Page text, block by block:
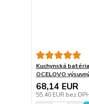
Kuchynská
OCELOVO
68,14 EUR
55,40 EUR bez